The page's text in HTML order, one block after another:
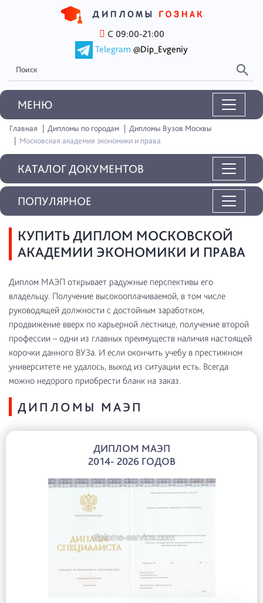
С 09:00-21:00
Telegram @Dip_Evgeniy
MEНЮ
Главная Дипломы по городам
Дипломы Вузов Москвы
Московская академия экономики и права
КАТАЛОГ ДОКУМЕНТОВ
КУПИТЬ ДИПЛОМ МОСКОВСКОЙ
АКАДЕМИИ ЭКОНОМИКИ И ПРАВА
Диплом МАЭП открывает радужные перспективы его
владельцу. Получение высокооплачиваемой, в том числе
руководящей должности с достойным заработком,
продвижение вверх по карьерной лестнице, получение второй
профессии – одни из главных преимуществ наличия настоящей
корочки данного ВУЗа. И если окончить учебу в престижном
университете не удалось, выход из ситуации есть. Всегда
можно недорого приобрести бланк на заказ.
ДИПЛОМЫ МАЭП
ДИПЛОМ МАЭП
2014- 2026 ГОДОВ
ПОПУЛЯРНОЕ